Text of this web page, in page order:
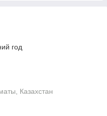
год
Казахстан